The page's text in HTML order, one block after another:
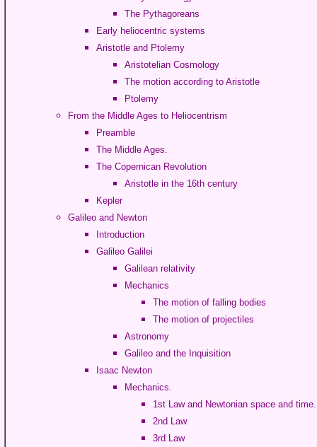
The Pythagoreans
Early heliocentric systems
Aristotle and Ptolemy
Aristotelian Cosmology
The motion according to Aristotle
Ptolemy
From the Middle Ages to Heliocentrism
Preamble
The Middle Ages.
The Copernican Revolution
Aristotle in the 16th century
Kepler
Galileo and Newton
Introduction
Galileo Galilei
Galilean relativity
Mechanics
The motion of falling bodies
The motion of projectiles
Astronomy
Galileo and the Inquisition
Isaac Newton
Mechanics.
1st Law and Newtonian space and time.
2nd Law
3rd Law